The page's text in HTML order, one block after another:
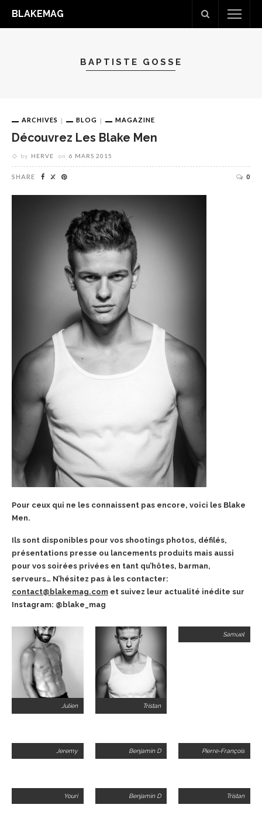
BLAKEMAG
BAPTISTE GOSSE
ARCHIVES BLOG MAGAZINE
Découvrez Les Blake Men
by HERVE on 6 MARS 2015
SHARE 0
Pour ceux qui ne les connaissent pas encore, voici les Blake
Men.
Ils sont disponibles pour vos shootings photos, défilés,
présentations presse ou lancements produits mais aussi
pour vos soirées privées en tant qu’hôtes, barman,
serveurs… N’hésitez pas à les contacter:
contact@blakemag.com et suivez leur actualité inédite sur
Instagram: @blake_mag
Julien Tristan
Samuel
Jeremy Benjamin D Pierre-François
Youri Benjamin D Tristan